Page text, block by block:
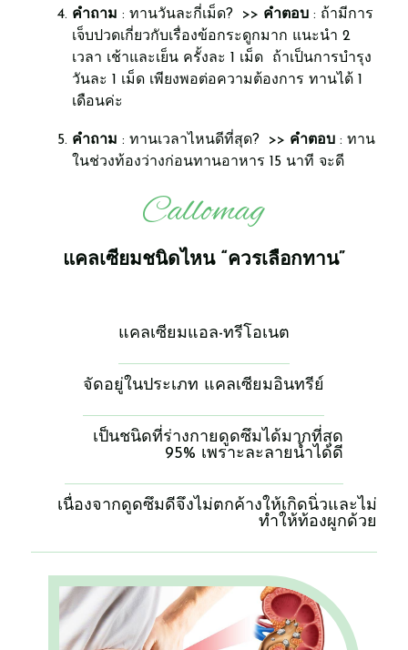
คำถาม : ทานวันละกี่เม็ด? >> คำตอบ: ถ้ามีการ
เจ็บปวดเกี่ยวกับเรื่องข้อกระดูกมาก แนะนำ 2
เวลา เช้าและเย็น ครั้งละ 1 เม็ด ถ้าเป็นการบำรุง
วันละ 1 เม็ด เพียงพอต่อความต้องการ ทานได้ 1
เดือนค่ะ
คำถาม : ทานเวลาไหนดีที่สุด? >> คำตอบ: ทาน
ในช่วงท้องว่างก่อนทานอาหาร 15 นาที จะดี
​Callomag
​แคลเซียมชนิดไหน “ควรเลือกทาน”
​แคลเซียมแอล-ทรีโอเนต
​จัดอยู่ในประเภท แคลเซียมอินทรีย์
​เป็นชนิดที่ร่างกายดูดซึมได้มากที่สุด
95% เพราะละลายน้ำได้ดี
​เนื่องจากดูดซึมดีจึงไม่ตกค้างให้เกิดนิ่วและไม่
ทำให้ท้องผูกด้วย